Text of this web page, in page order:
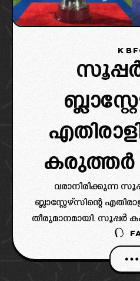
സൂപ്പർ
കരുത്തർ
വരാനിരിക്കുന്ന
ബ്ലാസ്റ്റേഴ്സിന്റെ
തീരുമാനമായി. സൂപ്പർ
ഇറങ്ങുന്ന
എതിരാളികളെയാണ്
നൽകുന്ന